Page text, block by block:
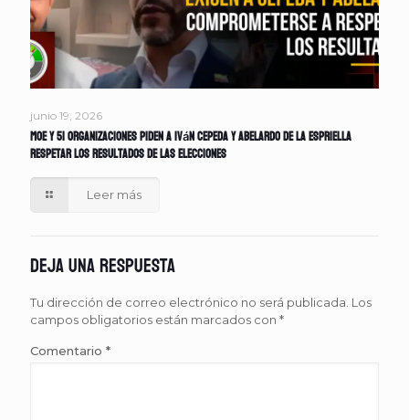
junio 19, 2026
MOE y 51 organizaciones piden a Iván Cepeda y Abelardo de la Espriella
respetar los resultados de las elecciones
Leer más
Deja una respuesta
Tu dirección de correo electrónico no será publicada. Los
campos obligatorios están marcados con *
Comentario *